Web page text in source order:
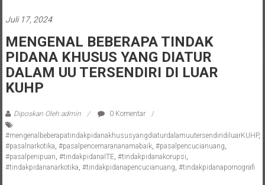
&
PARTNERS
Kantor
Pengacara
Perceraian
Pengacara
Perceraian/
Advokat
/
Konsultan
Juli 17, 2024
MENGENAL BEBERAPA TINDAK
PIDANA KHUSUS YANG DIATUR
DALAM UU TERSENDIRI DI LUAR
KUHP
Diposkan Oleh:admin 0 Komentar
#mengenalbeberapatindakpidanakhususyangdiaturdalamuutersendiridiluarKUHP,
#pasalnarkotika, #pasalpencemarananamabaik, #pasalpencucianuang,
#pasalpenipuan, #tindakpidanaITE, #tindakpidanakorupsi,
#tindakpidananarkotika, #tindakpidanapencucianuang, #tindakpidanapornografi